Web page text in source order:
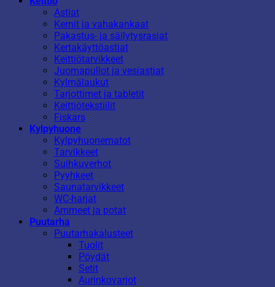
Astiat
Kernit ja vahakankaat
Pakastus- ja säilytysrasiat
Kertakäyttöastiat
Keittiötarvikkeet
Juomapullot ja vesiastiat
Kylmälaukut
Tarjottimet ja tabletit
Keittiötekstiilit
Fiskars
Kylpyhuone
Kylpyhuonematot
Tarvikkeet
Suihkuverhot
Pyyhkeet
Saunatarvikkeet
WC-harjat
Ammeet ja potat
Puutarha
Puutarhakalusteet
Tuolit
Pöydät
Setit
Aurinkovarjot